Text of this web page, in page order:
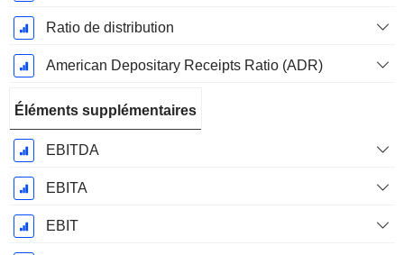
Ratio de distribution
American Depositary Receipts Ratio (ADR)
Éléments supplémentaires
EBITDA
EBITA
EBIT